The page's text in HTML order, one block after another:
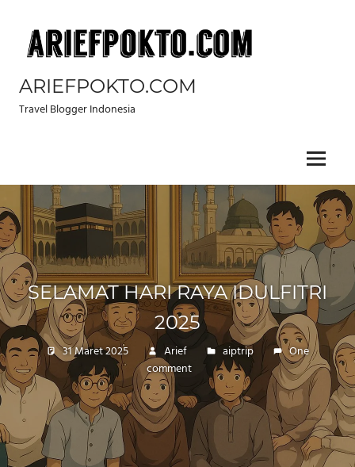
content
ARIEFPOKTO.COM
Travel Blogger Indonesia
Menu
SELAMAT HARI RAYA IDULFITRI
2025
31 Maret 2025 Arief aiptrip
One
comment